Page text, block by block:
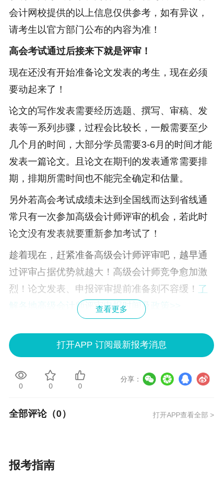
会计网校提供的以上信息仅供参考，如有异议，
请考生以官方部门公布的内容为准！
高会考试通过后接来下就是评审！
现在还没有开始准备论文发表的考生，现在必须
要动起来了！
论文的写作发表需要经历选题、撰写、审稿、发
表等一系列步骤，过程会比较长，一般需要至少
几个月的时间，大部分学员需要3-6月的时间才能
发表一篇论文。且论文在期刊的发表通常需要排
期，排期所需时间也不能完全确定和估量。
另外若高会考试成绩未达到全国线而达到省线通
常只有一次参加高级会计师评审的机会，若此时
论文没有发表就要重新参加考试了！
趁着现在，赶紧准备高级会计师评审吧，越早通
过评审占据优势就越大！高级会计师竞争愈加激
烈！论文发表、申报评审提前准备刻不容缓！ 了
解各地高级会计师评审申报时间及政策>>
查看更多
打开APP 订阅最新报考消息
0 0 0
分享：
全部评论（0） 打开APP查看全部 >